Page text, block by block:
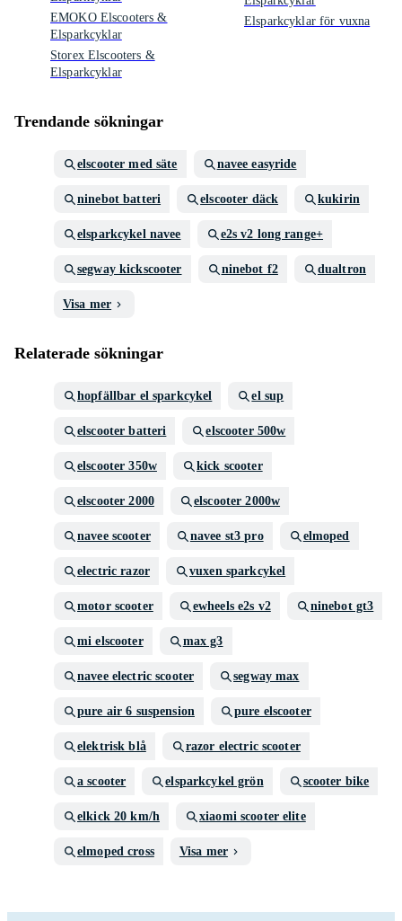
EMOKO Elscooters &
Elsparkcyklar
Storex Elscooters &
Elsparkcyklar
Elsparkcyklar för vuxna
Trendande sökningar
elscooter med säte navee easyride
ninebot batteri elscooter däck kukirin
elsparkcykel navee e2s v2 long range+
segway kickscooter ninebot f2 dualtron
Visa mer
Relaterade sökningar
hopfällbar el sparkcykel el sup
elscooter batteri elscooter 500w
elscooter 350w kick scooter
elscooter 2000 elscooter 2000w
navee scooter navee st3 pro elmoped
electric razor vuxen sparkcykel
motor scooter ewheels e2s v2 ninebot gt3
mi elscooter max g3
navee electric scooter segway max
pure air 6 suspension pure elscooter
elektrisk blå razor electric scooter
a scooter elsparkcykel grön scooter bike
elkick 20 km/h xiaomi scooter elite
elmoped cross Visa mer